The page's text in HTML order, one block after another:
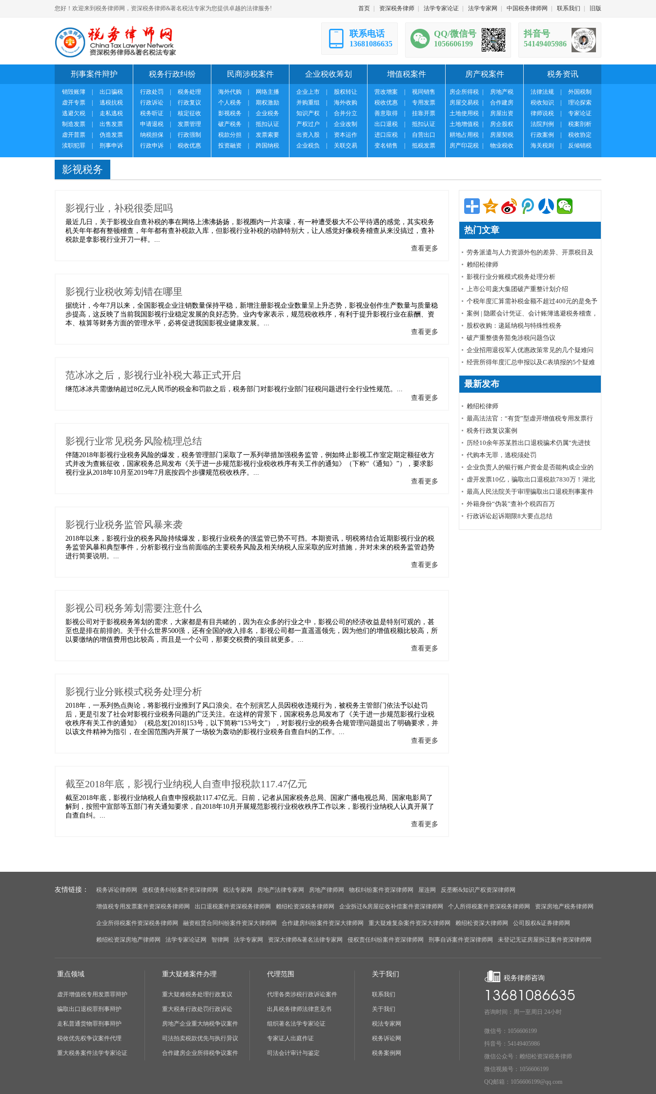
您好！欢迎来到税务律师网，资深税务律师&著名税法专家为您提供卓越的法律服务! 首页 资深税务律师 法学专家论证 法学专家网 中国税务律师网 联系我们 旧版
联系电话
13681086635
QQ/微信号
1056606199
抖音号
54149405986
刑事案件辩护
销毁账簿
出口骗税
虚开专票
逃税抗税
逃避欠税
走私逃税
制造发票
出售发票
虚开普票
伪造发票
渎职犯罪
刑事申诉
税务行政纠纷
行政处罚
税务处理
行政诉讼
行政复议
税务听证
核定征收
申请退税
发票管理
纳税担保
行政强制
行政申诉
税收优惠
民商涉税案件
海外代购
网络主播
个人税务
期权激励
影视税务
企业税务
破产税务
抵扣认证
税款分担
发票索要
投资融资
跨国纳税
企业税收筹划
企业上市
股权转让
并购重组
海外收购
知识产权
合并分立
产权过户
企业改制
出资入股
资本运作
企业税负
关联交易
增值税案件
营改增案
视同销售
税收优惠
专用发票
善意取得
挂靠开票
出口退税
抵扣认证
进口应税
自营出口
变名销售
抵税发票
房产税案件
房企所得税
房地产税
房屋交易税
合作建房
土地使用税
房屋出资
土地增值税
房企股权
耕地占用税
房屋契税
房产印花税
物业税收
税务资讯
法律法规
外国税制
税收知识
理论探索
律师说税
专家论证
法院判例
税案剖析
行政案例
税收协定
海关税则
反倾销税
影视税务
影视行业，补税很委屈吗
最近几日，关于影视业自查补税的事在网络上沸沸扬扬，影视圈内一片哀嚎，有一种遭受极大不公平待遇的感觉，其实税务
机关年年都有整顿稽查，年年都有查补税款入库，但影视行业补税的动静特别大，让人感觉好像税务稽查从来没搞过，查补
税款是拿影视行业开刀一样。...
查看更多
影视行业税收筹划错在哪里
据统计，今年7月以来，全国影视企业注销数量保持平稳，新增注册影视企业数量呈上升态势，影视业创作生产数量与质量稳
步提高，这反映了当前我国影视行业稳定发展的良好态势。业内专家表示，规范税收秩序，有利于提升影视行业在薪酬、资
本、核算等财务方面的管理水平，必将促进我国影视业健康发展。...
查看更多
范冰冰之后，影视行业补税大幕正式开启
继范冰冰共需缴纳超过8亿元人民币的税金和罚款之后，税务部门对影视行业部门征税问题进行全行业性规范。...
查看更多
影视行业常见税务风险梳理总结
伴随2018年影视行业税务风险的爆发，税务管理部门采取了一系列举措加强税务监管，例如终止影视工作室定期定额征收方
式并改为查账征收，国家税务总局发布《关于进一步规范影视行业税收秩序有关工作的通知》（下称“《通知》”），要求影
视行业从2018年10月至2019年7月底按四个步骤规范税收秩序。...
查看更多
影视行业税务监管风暴来袭
2018年以来，影视行业的税务风险持续爆发，影视行业税务的强监管已势不可挡。本期资讯，明税将结合近期影视行业的税
务监管风暴和典型事件，分析影视行业当前面临的主要税务风险及相关纳税人应采取的应对措施，并对未来的税务监管趋势
进行简要说明。...
查看更多
影视公司税务筹划需要注意什么
​影视公司对于影视税务筹划的需求，大家都是有目共睹的，因为在众多的行业之中，影视公司的经济收益是特别可观的，甚
至也是排在前排的。关于什么世界500强，还有全国的收入排名，影视公司都一直遥遥领先，因为他们的增值税额比较高，所
以要缴纳的增值费用也比较高，而且是一个公司，那要交税费的项目就更多。...
查看更多
影视行业分账模式税务处理分析
​2018年，一系列热点舆论，将影视行业推到了风口浪尖。在个别演艺人员因税收违规行为，被税务主管部门依法予以处罚
后，更是引发了社会对影视行业税务问题的广泛关注。在这样的背景下，国家税务总局发布了《关于进一步规范影视行业税
收秩序有关工作的通知》（税总发[2018]153号，以下简称“153号文”），对影视行业的税务合规管理问题提出了明确要求，并
以该文件精神为指引，在全国范围内开展了一场较为轰动的影视行业税务自查自纠的工作。...
查看更多
截至2018年底，影视行业纳税人自查申报税款117.47亿元
截至2018年底，影视行业纳税人自查申报税款117.47亿元。日前，记者从国家税务总局、国家广播电视总局、国家电影局了
解到，按照中宣部等五部门有关通知要求，自2018年10月开展规范影视行业税收秩序工作以来，影视行业纳税人认真开展了
自查自纠。...
查看更多
热门文章
劳务派遣与人力资源外包的差异、开票税目及
税率
赖绍松律师
影视行业分账模式税务处理分析
上市公司庞大集团破产重整计划介绍
个税年度汇算需补税金额不超过400元的是免予
申报还是免予补缴
案例 | 隐匿会计凭证、会计账簿逃避税务稽查，
小心被判刑！
股权收购：递延纳税与特殊性税务
破产重整债务豁免涉税问题刍议
企业招用退役军人优惠政策常见的几个疑难问
题解答
经营所得年度汇总申报以及C表填报的5个疑难
问题
最新发布
赖绍松律师
最高法法官：“有货”型虚开增值税专用发票行
为定性
税务行政复议案例
历经10余年苏某胜出口退税骗术仍属“先进技
术”，福州国税稽查局相应的查骗方法仍非常管
用
代购本无罪，逃税须处罚
企业负责人的银行账户资金是否能构成企业的
应税收入？
虚开发票10亿，骗取出口退税款7830万！湖北
破获链条式骗税案
最高人民法院关于审理骗取出口退税刑事案件
具体应用法律若干问题的解释辑
外籍身份“伪装”查补个税四百万
行政诉讼起诉期限8大要点总结
友情链接： 税务诉讼律师网 债权债务纠纷案件资深律师网 税法专家网 房地产法律专家网 房地产律师网 物权纠纷案件资深律师网 屋连网 反垄断&知识产权资深律师网
增值税专用发票案件资深税务律师网 出口退税案件资深税务律师网 赖绍松资深税务律师网 企业拆迁&房屋征收补偿案件资深律师网 个人所得税案件资深税务律师网 资深房地产税务律师网
企业所得税案件资深税务律师网 融资租赁合同纠纷案件资深大律师网 合作建房纠纷案件资深大律师网 重大疑难复杂案件资深大律师网 赖绍松资深大律师网 公司股权&证券律师网
赖绍松资深房地产律师网 法学专家论证网 智律网 法学专家网 资深大律师&著名法律专家网 侵权责任纠纷案件资深律师网 刑事自诉案件资深律师网 未登记无证房屋拆迁案件资深律师网
重点领域
虚开增值税专用发票罪辩护
骗取出口退税罪刑事辩护
走私普通货物罪刑事辩护
税收优先权争议案件代理
重大税务案件法学专家论证
重大疑难案件办理
重大疑难税务处理行政复议
重大税务行政处罚行政诉讼
房地产企业重大纳税争议案件
司法拍卖税款优先与执行异议
合作建房企业所得税争议案件
代理范围
代理各类涉税行政诉讼案件
出具税务律师法律意见书
组织著名法学专家论证
专家证人出庭作证
司法会计审计与鉴定
关于我们
联系我们
关于我们
税法专家网
税务诉讼网
税务案例网
税务律师咨询
咨询时间：周一至周日 24小时
微信号：1056606199
抖音号：54149405986
微信公众号：赖绍松资深税务律师
微信视频号：1056606199
QQ邮箱：1056606199@qq.com